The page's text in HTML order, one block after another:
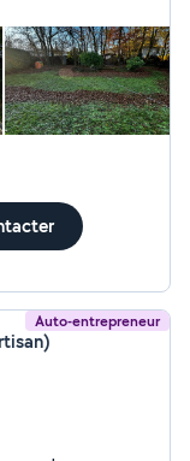
Auto-entrepreneur